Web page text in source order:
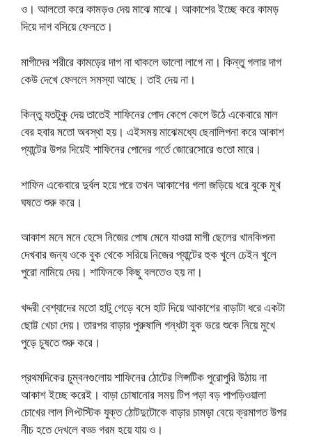
ও। আলতো করে কামড়ও দেয় মাঝে মাঝে। আকাশের ইচ্ছে করে কামড়
দিয়ে দাগ বসিয়ে ফেলতে।
মাগীদের শরীরে কামড়ের দাগ না থাকলে ভালো লাগে না। কিন্তু গলার দাগ
কেউ দেখে ফেললে সমস্যা আছে। তাই দেয় না।
কিন্তু যতটুকু দেয় তাতেই শাফিনের পোদ কেপে কেপে উঠে একেবারে মাল
বের হবার মতো অবস্থা হয়। এইসময় মাঝেমধ্যে ছেনালিপনা করে আকাশ
প্যান্টের উপর দিয়েই শাফিনের পোদের গর্তে জোরেসোরে গুতো মারে।
শাফিন একেবারে দুর্বল হয়ে পরে তখন আকাশের গলা জড়িয়ে ধরে বুকে মুখ
ঘষতে শুরু করে।
আকাশ মনে মনে হেসে নিজের পোষ মেনে যাওয়া মাগী ছেলের খানকিপনা
দেখবার জন্য ওকে বুক থেকে সরিয়ে নিজের প্যান্টের হুক খুলে চেইন খুলে
পুরো নামিয়ে দেয়। শাফিনকে কিছু বলতেও হয় না।
খদ্দরী বেশ্যাদের মতো হাটু গেড়ে বসে হাট দিয়ে আকাশের বাড়াটা ধরে একটা
ছোট্ট খেচা দেয়। তারপর বাড়ার পুরুষালি গন্ধটা বুক ভরে শুকে নিয়ে মুখে
পুড়ে চুষতে শুরু করে।
প্রথমদিকের চুম্বনগুলোয় শাফিনের ঠোটের লিপ্সটিক পুরোপুরি উঠায় না
আকাশ ইচ্ছে করেই। বাড়া চোষানোর সময় টিপ পড়া বড় পাপড়িওয়ালা
চোখের লাল লিপ্টস্টিক যুক্ত ঠোটদুটোকে বাড়ার চামড়া বেয়ে ক্রমাগত উপর
নীচ হতে দেখলে বড্ড গরম হয়ে যায় ও।